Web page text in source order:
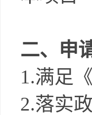
二、申
1.满足
2.落实